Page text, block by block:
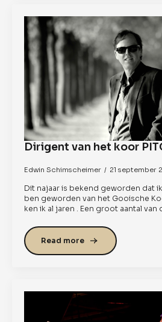
Dirigent van het koor
Edwin Schimscheimer 21 september
Dit najaar is bekend geworden dat
ben geworden van het Gooische
ken ik al jaren . Een groot aantal van
Read more